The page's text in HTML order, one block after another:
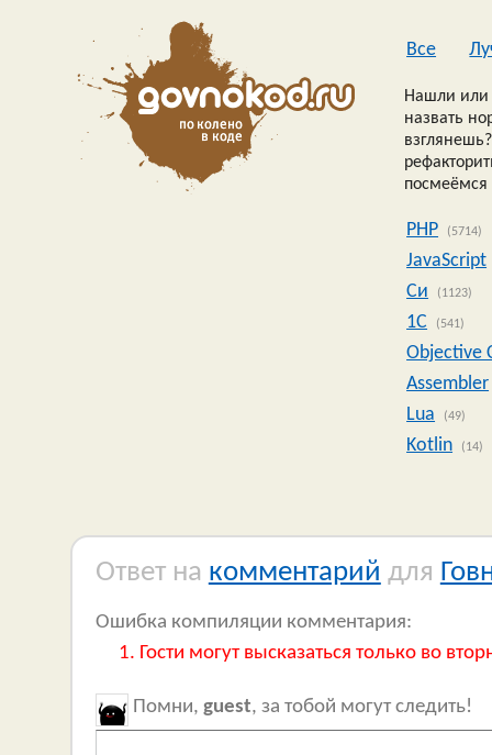
Все
Нашли или
назвать
посмеёмся
PHP (5714)
JavaScript
Си
(1123)
1C (541)
Objective
Assembler
Lua
(49)
Kotlin (14)
Ответ на комментарий для
Ошибка компиляции комментария:
Гости могут высказаться только во
Помни, guest, за тобой могут следить!